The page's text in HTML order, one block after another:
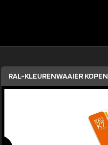
RAL-KLEURENWAAIER KOPEN